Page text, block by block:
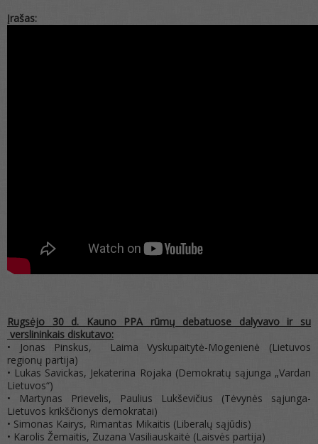
Įrašas:
Rugsėjo 30 d. Kauno PPA rūmų debatuose dalyvavo ir su
verslininkais diskutavo:
• Jonas Pinskus, Laima Vyskupaitytė-Mogenienė (Lietuvos
regionų partija)
• Lukas Savickas, Jekaterina Rojaka (Demokratų sąjunga „Vardan
Lietuvos“)
• Martynas Prievelis, Paulius Lukševičius (Tėvynės sąjunga-
Lietuvos krikščionys demokratai)
• Simonas Kairys, Rimantas Mikaitis (Liberalų sąjūdis)
• Karolis Žemaitis, Zuzana Vasiliauskaitė (Laisvės partija)